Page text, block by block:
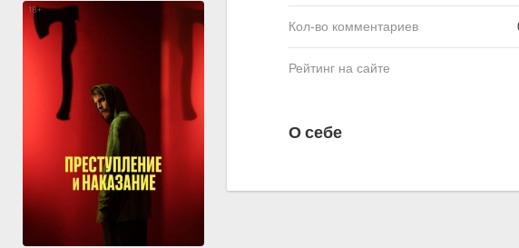
Кол-во комментариев
Рейтинг на сайте
О себе